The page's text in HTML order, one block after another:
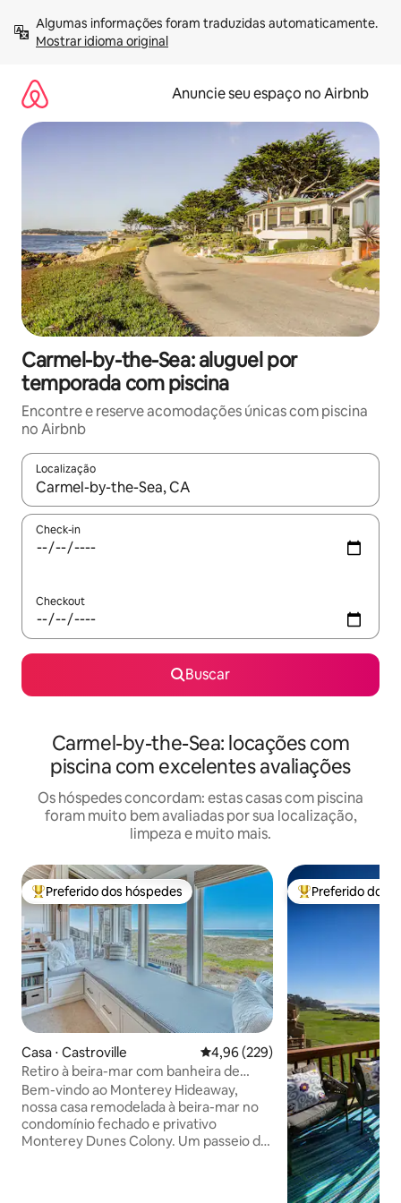
para
Mostrar idioma original
Anuncie seu espaço no Airbnb
Carmel-by-the-Sea: aluguel por
temporada com piscina
Encontre e reserve acomodações únicas com piscina
no Airbnb
Localização
Quando os resultados estiverem disponíveis, explore-os
Check-in
Checkout
Buscar
Carmel-by-the-Sea: locações com
piscina com excelentes avaliações
Os hóspedes concordam: estas casas com piscina
foram muito bem avaliadas por sua localização,
limpeza e muito mais.
Entre os melhores preferidos dos hóspedes
Preferido dos hóspedes
Casa ⋅ Castroville 4,96 de uma avaliação média de
4,96 (229)
Retiro à beira-mar com banheira de
hidromassagem privativa
Bem-vindo ao Monterey Hideaway,
nossa casa remodelada à beira-mar no
condomínio fechado e privativo
Monterey Dunes Colony. Um passeio de
Entre os
Preferido dos